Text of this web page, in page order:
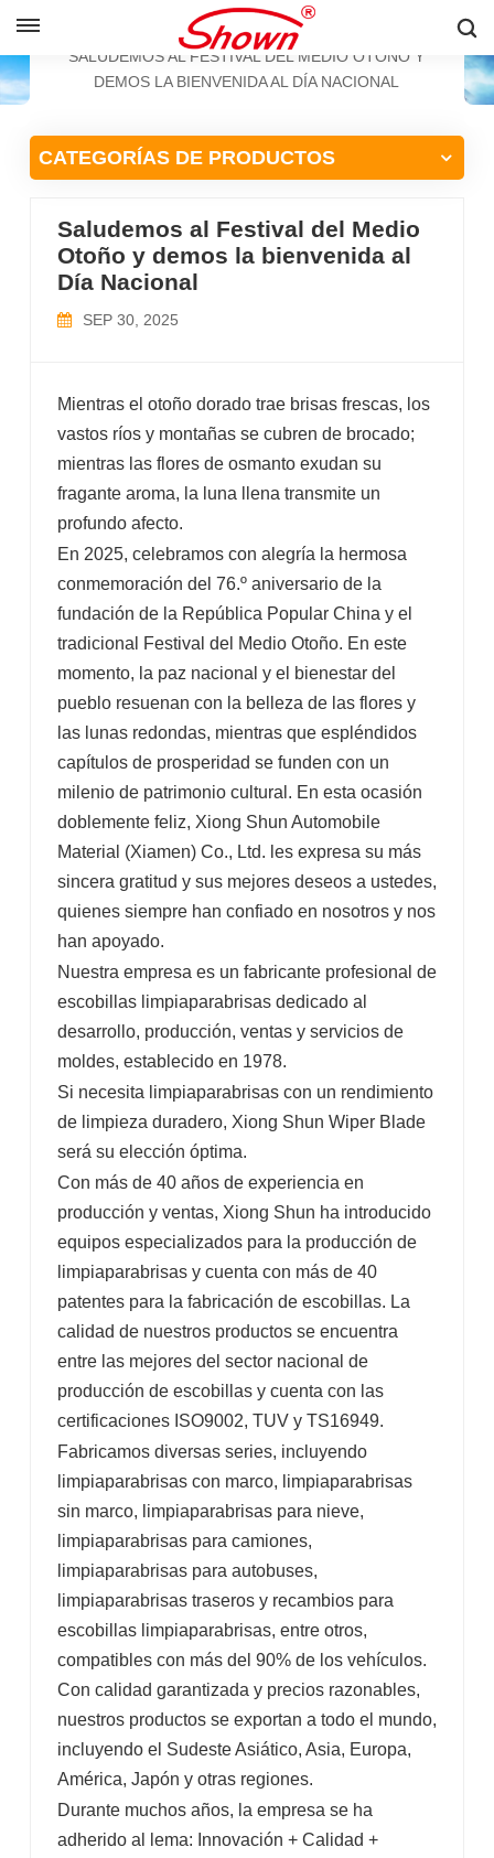
Español
HOGAR
NOTICIAS
SALUDEMOS AL FESTIVAL DEL MEDIO OTOÑO Y
DEMOS LA BIENVENIDA AL DÍA NACIONAL
CATEGORÍAS DE PRODUCTOS
Saludemos al Festival del Medio
Otoño y demos la bienvenida al
Día Nacional
SEP 30, 2025
Mientras el otoño dorado trae brisas frescas, los
vastos ríos y montañas se cubren de brocado;
mientras las flores de osmanto exudan su
fragante aroma, la luna llena transmite un
profundo afecto.
En 2025, celebramos con alegría la hermosa
conmemoración del 76.º aniversario de la
fundación de la República Popular China y el
tradicional Festival del Medio Otoño. En este
momento, la paz nacional y el bienestar del
pueblo resuenan con la belleza de las flores y
las lunas redondas, mientras que espléndidos
capítulos de prosperidad se funden con un
milenio de patrimonio cultural. En esta ocasión
doblemente feliz, Xiong Shun Automobile
Material (Xiamen) Co., Ltd. les expresa su más
sincera gratitud y sus mejores deseos a ustedes,
quienes siempre han confiado en nosotros y nos
han apoyado.
Nuestra empresa es un fabricante profesional de
escobillas limpiaparabrisas dedicado al
desarrollo, producción, ventas y servicios de
moldes, establecido en 1978.
Si necesita limpiaparabrisas con un rendimiento
de limpieza duradero, Xiong Shun Wiper Blade
será su elección óptima.
Con más de 40 años de experiencia en
producción y ventas, Xiong Shun ha introducido
equipos especializados para la producción de
limpiaparabrisas y cuenta con más de 40
patentes para la fabricación de escobillas. La
calidad de nuestros productos se encuentra
entre las mejores del sector nacional de
producción de escobillas y cuenta con las
certificaciones ISO9002, TUV y TS16949.
Fabricamos diversas series, incluyendo
limpiaparabrisas con marco, limpiaparabrisas
sin marco, limpiaparabrisas para nieve,
limpiaparabrisas para camiones,
limpiaparabrisas para autobuses,
limpiaparabrisas traseros y recambios para
escobillas limpiaparabrisas, entre otros,
compatibles con más del 90% de los vehículos.
Con calidad garantizada y precios razonables,
nuestros productos se exportan a todo el mundo,
incluyendo el Sudeste Asiático, Asia, Europa,
América, Japón y otras regiones.
Durante muchos años, la empresa se ha
adherido al lema: Innovación + Calidad +